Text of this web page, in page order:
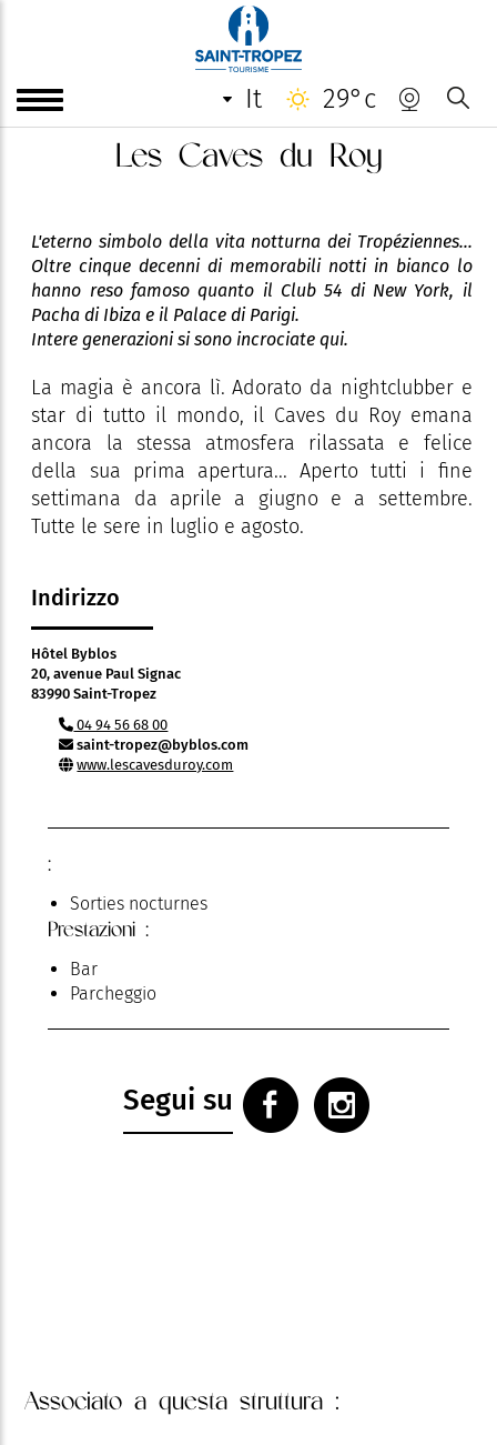
it 29°c
Les Caves du Roy
L'eterno simbolo della vita notturna dei Tropéziennes...
Oltre cinque decenni di memorabili notti in bianco lo
hanno reso famoso quanto il Club 54 di New York, il
Pacha di Ibiza e il Palace di Parigi.
Intere generazioni si sono incrociate qui.
La magia è ancora lì. Adorato da nightclubber e
star di tutto il mondo, il Caves du Roy emana
ancora la stessa atmosfera rilassata e felice
della sua prima apertura... Aperto tutti i fine
settimana da aprile a giugno e a settembre.
Tutte le sere in luglio e agosto.
Indirizzo
Hôtel Byblos
20, avenue Paul Signac
83990 Saint-Tropez
04 94 56 68 00
saint-tropez@byblos.com
www.lescavesduroy.com
:
Sorties nocturnes
Prestazioni :
Bar
Parcheggio
Segui su
Associato a questa struttura :